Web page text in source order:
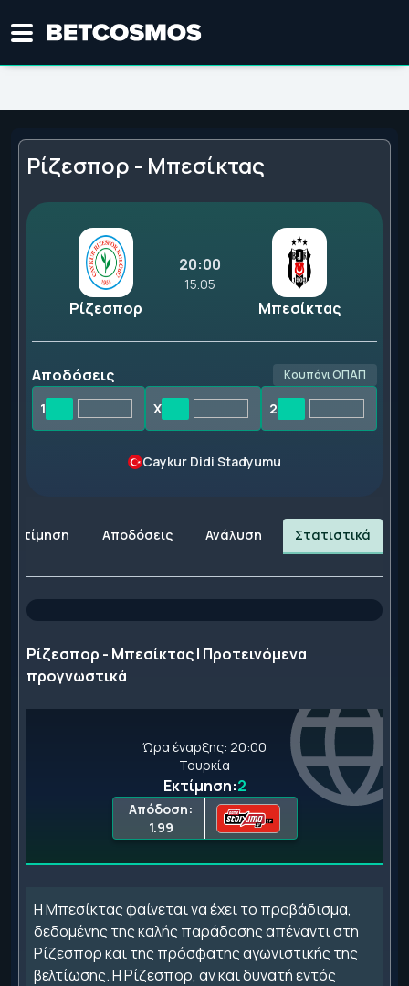
Ρίζεσπορ - Μπεσίκτας
Ρίζεσπορ
20:00
15.05
Μπεσίκτας
Αποδόσεις Κουπόνι ΟΠΑΠ
1 X 2
Caykur Didi Stadyumu
Εκτίμηση Αποδόσεις Ανάλυση Στατιστικά
Ρίζεσπορ - Μπεσίκτας | Προτεινόμενα
προγνωστικά
Ώρα έναρξης: 20:00
Τουρκία
Εκτίμηση:2
Απόδοση:
1.99
Η Μπεσίκτας φαίνεται να έχει το προβάδισμα,
δεδομένης της καλής παράδοσης απέναντι στη
Ρίζεσπορ και της πρόσφατης αγωνιστικής της
βελτίωσης. Η Ρίζεσπορ, αν και δυνατή εντός